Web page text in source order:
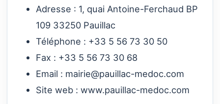
Adresse : 1, quai Antoine-Ferchaud BP
109 33250 Pauillac
Téléphone : +33 5 56 73 30 50
Fax : +33 5 56 73 30 68
Email : mairie@pauillac-medoc.com
Site web : www.pauillac-medoc.com